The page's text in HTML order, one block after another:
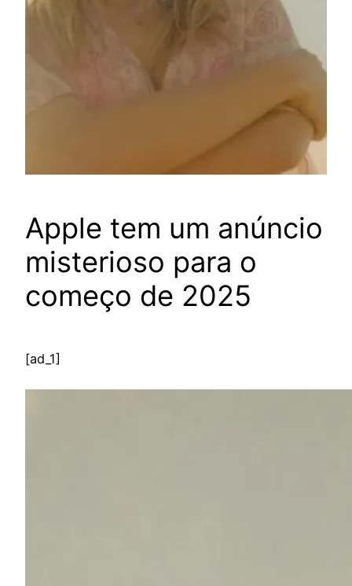
Apple tem um anúncio
misterioso para o
começo de 2025
[ad_1]